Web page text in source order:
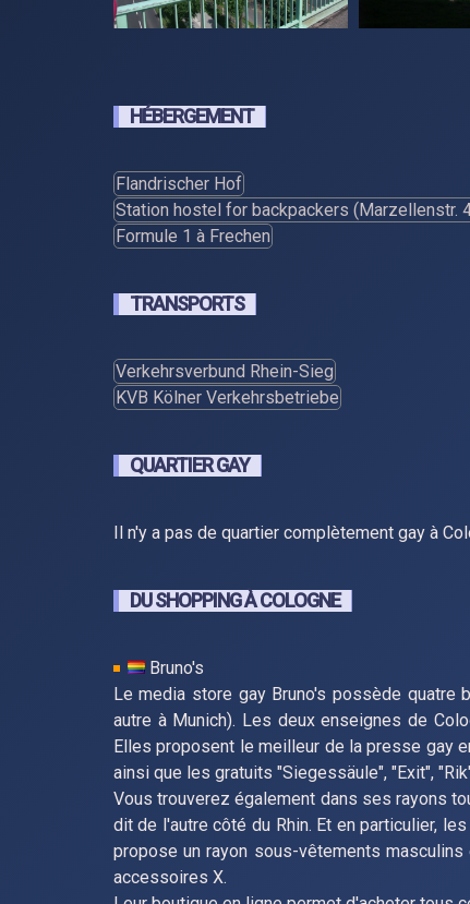
HÉBERGEMENT
Flandrischer Hof
Station hostel for backpackers (Marzellenstr.
Formule 1 à Frechen
TRANSPORTS
Verkehrsverbund Rhein-Sieg
KVB Kölner Verkehrsbetriebe
QUARTIER GAY
Il n'y a pas de quartier complètement gay à
DU SHOPPING À COLOGNE
Bruno's
Le media store gay Bruno's possède quatre
autre à Munich). Les deux enseignes de
Elles proposent le meilleur de la presse gay
ainsi que les gratuits "Siegessäule", "Exit",
Vous trouverez également dans ses rayons
dit de l'autre côté du Rhin. Et en particulier,
propose un rayon sous-vêtements
accessoires X.